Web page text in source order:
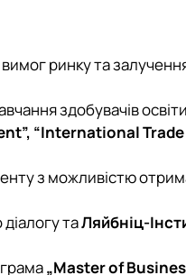
ринку та
здобувачів
“International
з можливістю
таЛяйбніц-
„Master of